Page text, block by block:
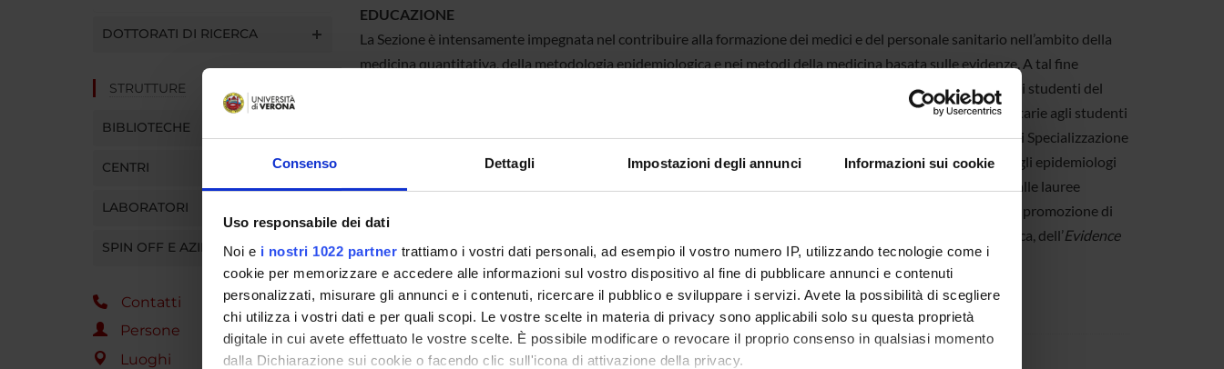
Consenso Dettagli Impostazioni degli annunci Informazioni sui cookie
Uso responsabile dei dati
Noi e i nostri 1022 partner trattiamo i vostri dati personali, ad esempio il vostro numero IP, utilizzando tecnologie come i
cookie per memorizzare e accedere alle informazioni sul vostro dispositivo al fine di pubblicare annunci e contenuti
personalizzati, misurare gli annunci e i contenuti, ricercare il pubblico e sviluppare i servizi. Avete la possibilità di scegliere
chi utilizza i vostri dati e per quali scopi. Le vostre scelte in materia di privacy sono applicabili solo su questa proprietà
digitale in cui avete effettuato le vostre scelte. È possibile modificare o revocare il proprio consenso in qualsiasi momento
dalla Dichiarazione sui cookie o facendo clic sull'icona di attivazione della privacy.
DOTTORATI DI RICERCA
STRUTTURE
BIBLIOTECHE
CENTRI
LABORATORI
SPIN OFF E AZIENDE
Contatti
Persone
Luoghi
EDUCAZIONE
La Sezione è intensamente impegnata nel contribuire alla formazione dei medici e del personale sanitario nell’ambito della
medicina quantitativa, della metodologia epidemiologica e nei metodi della medicina basata sulle evidenze. A tal fine
vengono organizzati corsi in Biostatistica, Bioinformatica, Epidemiologia e Disegno Sperimentale, rivolti agli studenti del
corso di laurea in Medicina e Chirurgia, , in Odontoiatria e Protesi Dentaria e in tutte le altre discipline sanitarie agli studenti
del corso di laurea in Scienze delle Attività Motorie e Sportive, nonché agli studenti delle differenti Scuole di Specializzazione
che insistono sulla Facoltà di Medicina di Verona. La Sezione contribuisce direttamente alla Formazione degli epidemiologi
mediante l’organizzazione di un Master biennale di II livello in Epidemiologia Valutativa aperto ai Medici e alle lauree
sanitarie di II livello. Inoltre contribuisce all’aggiornamento dei medici e del personale sanitario mediante la promozione di
corsi di Educazione Continua in Medicina (ECM) nell’ambito dell’epidemiologia, della sperimentazione clinica, dell’Evidence
Based Medicine e dell’economia sanitaria.
Responsabile Giuseppe Verlato
Istituti Biologici - Blocco B - STRADA LE GRAZIE 8